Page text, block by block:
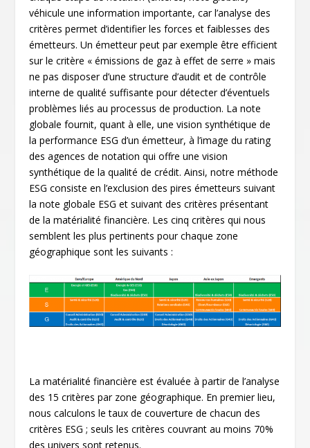
véhicule une information importante, car l’analyse des
critères permet d’identifier les forces et faiblesses des
émetteurs. Un émetteur peut par exemple être efficient
sur le critère « émissions de gaz à effet de serre » mais
ne pas disposer d’une structure d’audit et de contrôle
interne de qualité suffisante pour détecter d’éventuels
problèmes liés au processus de production. La note
globale fournit, quant à elle, une vision synthétique de
la performance ESG d’un émetteur, à l’image du rating
des agences de notation qui offre une vision
synthétique de la qualité de crédit. Ainsi, notre méthode
ESG consiste en l’exclusion des pires émetteurs suivant
la note globale ESG et suivant des critères présentant
de la matérialité financière. Les cinq critères qui nous
semblent les plus pertinents pour chaque zone
géographique sont les suivants :
La matérialité financière est évaluée à partir de l’analyse
des 15 critères par zone géographique. En premier lieu,
nous calculons le taux de couverture de chacun des
critères ESG ; seuls les critères couvrant au moins 70%
des univers sont retenus.